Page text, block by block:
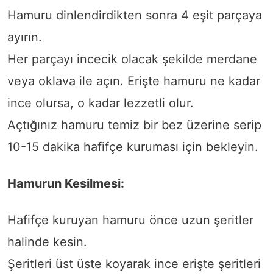
Hamuru dinlendirdikten sonra 4 eşit parçaya
ayırın.
Her parçayı incecik olacak şekilde merdane
veya oklava ile açın. Erişte hamuru ne kadar
ince olursa, o kadar lezzetli olur.
Açtığınız hamuru temiz bir bez üzerine serip
10-15 dakika hafifçe kuruması için bekleyin.
Hamurun Kesilmesi:
Hafifçe kuruyan hamuru önce uzun şeritler
halinde kesin.
Şeritleri üst üste koyarak ince erişte şeritleri